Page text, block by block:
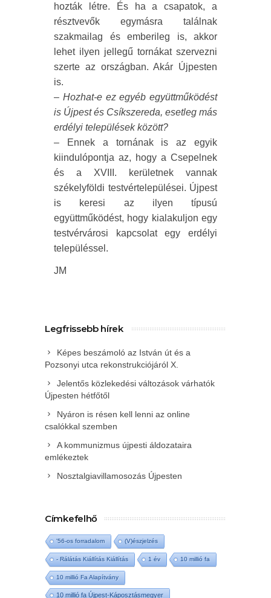
hozták létre. És ha a csapatok, a
résztvevők egymásra találnak
szakmailag és emberileg is, akkor
lehet ilyen jellegű tornákat szervezni
szerte az országban. Akár Újpesten
is.
– Hozhat-e ez egyéb együttműködést
is Újpest és Csíkszereda, esetleg más
erdélyi települések között?
– Ennek a tornának is az egyik
kiindulópontja az, hogy a Csepelnek
és a XVIII. kerületnek vannak
székelyföldi testvértelepülései. Újpest
is keresi az ilyen típusú
együttműködést, hogy kialakuljon egy
testvérvárosi kapcsolat egy erdélyi
településsel.
JM
Legfrissebb hírek
Képes beszámoló az István út és a
Pozsonyi utca rekonstrukciójáról X.
Jelentős közlekedési változások várhatók
Újpesten hétfőtől
Nyáron is résen kell lenni az online
csalókkal szemben
A kommunizmus újpesti áldozataira
emlékeztek
Nosztalgiavillamosozás Újpesten
Címkefelhő
'56-os forradalom (V)észjelzés
- Rálátás Kiállítás Kiállítás 1 év 10 millió fa
10 millió Fa Alapítvány
10 millió fa Újpest-Káposztásmegyer